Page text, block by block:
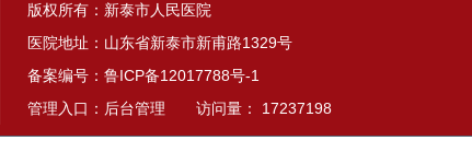
版权所有：新泰市人民医院
医院地址：山东省新泰市新甫路1329号
备案编号： 鲁ICP备12017788号-1
管理入口： 后台管理 访问量： 17237198